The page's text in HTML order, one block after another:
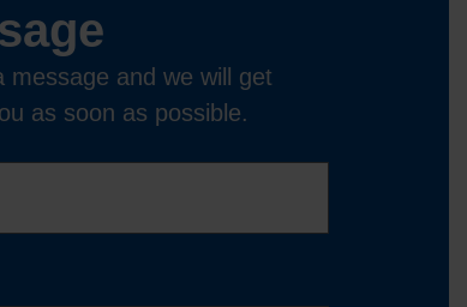
message and we will get
as soon as possible.